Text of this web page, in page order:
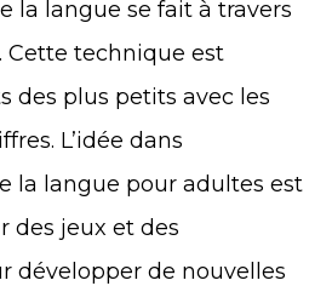
la langue se fait à travers
Cette technique est
des plus petits avec les
L’idée dans
la langue pour adultes est
des jeux et des
développer de nouvelles